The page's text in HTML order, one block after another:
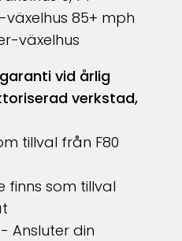
växelhus 85+ mph
växelhus
vid årlig
verkstad,
tillval från F80
finns som tillval
Ansluter din